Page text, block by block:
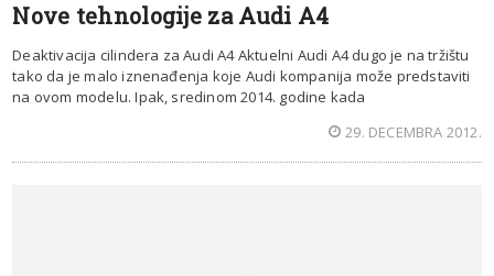
Nove tehnologije za Audi A4
Deaktivacija cilindera za Audi A4 Aktuelni Audi A4 dugo je na tržištu
tako da je malo iznenađenja koje Audi kompanija može predstaviti
na ovom modelu. Ipak, sredinom 2014. godine kada
29. DECEMBRA 2012.